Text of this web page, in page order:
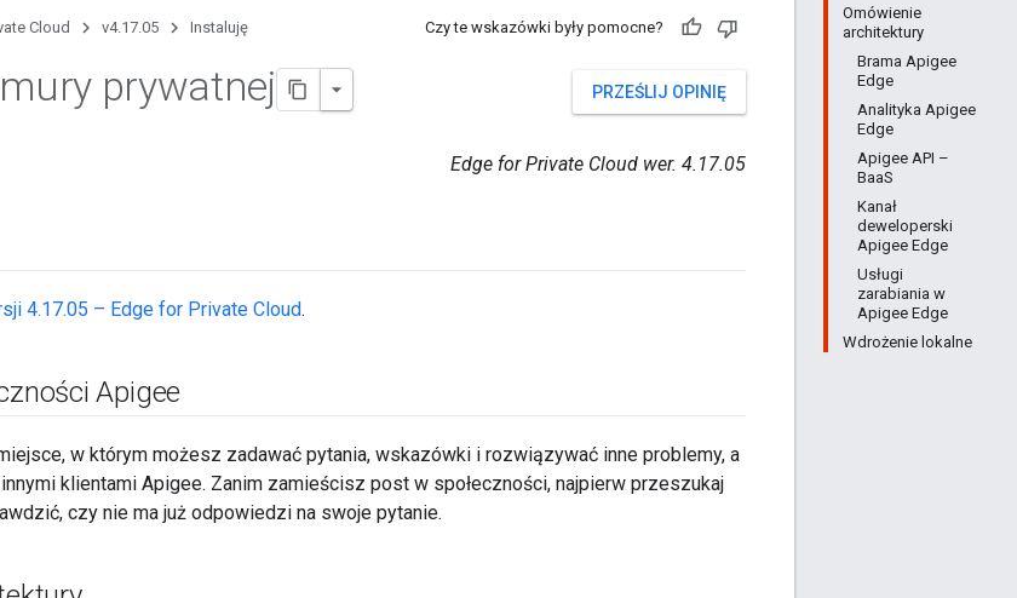
Omówienie
architektury
Brama Apigee
Edge
Analityka Apigee
Edge
Apigee API –
BaaS
Kanał
deweloperski
Apigee Edge
Usługi
zarabiania w
Apigee Edge
Wdrożenie lokalne
Cloud v4.17.05 Instaluję Czy te wskazówki były pomocne?
PRZEŚLIJ OPINIĘ
prywatnej
Edge for Private Cloud wer. 4.17.05
4.17.05 – Edge for Private Cloud.
Apigee
w którym możesz zadawać pytania, wskazówki i rozwiązywać inne problemy, a
klientami Apigee. Zanim zamieścisz post w społeczności, najpierw przeszukaj
czy nie ma już odpowiedzi na swoje pytanie.